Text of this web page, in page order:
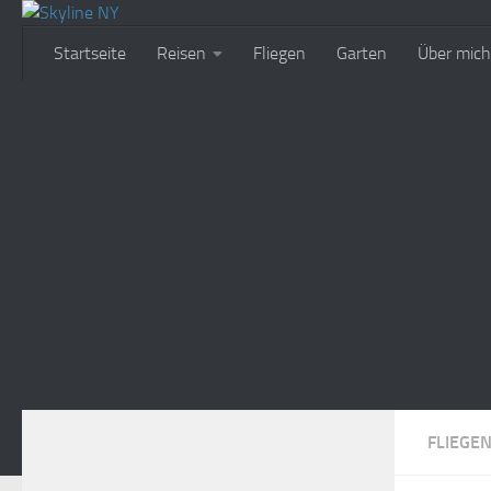
Startseite
Reisen Fliegen Garten Über mich
FLIEGEN